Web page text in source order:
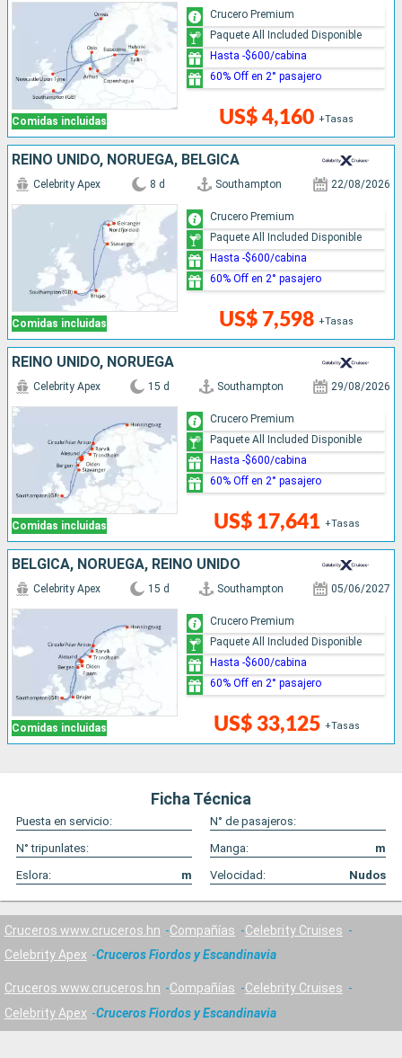
Comidas incluidas US$ 4,160 +Tasas
Crucero Premium
Paquete All Included Disponible
Hasta -$600/cabina
60% Off en 2° pasajero
REINO UNIDO, NORUEGA, BÉLGICA
Comidas incluidas
Celebrity Apex 8 d Southampton 22/08/2026
US$ 7,598 +Tasas
Crucero Premium
Paquete All Included Disponible
Hasta -$600/cabina
60% Off en 2° pasajero
REINO UNIDO, NORUEGA
Comidas incluidas
Celebrity Apex 15 d Southampton 29/08/2026
US$ 17,641 +Tasas
Crucero Premium
Paquete All Included Disponible
Hasta -$600/cabina
60% Off en 2° pasajero
BÉLGICA, NORUEGA, REINO UNIDO
Comidas incluidas
Celebrity Apex 15 d Southampton 05/06/2027
US$ 33,125 +Tasas
Crucero Premium
Paquete All Included Disponible
Hasta -$600/cabina
60% Off en 2° pasajero
Ficha Técnica
Puesta en servicio:
N° de pasajeros:
N° tripunlates:
Manga:
m
Eslora:
m Velocidad: Nudos
Cruceros www.cruceros.hn Compañías
Celebrity Cruises
Celebrity Apex
Cruceros Fiordos y Escandinavia
Cruceros www.cruceros.hn Compañías
Celebrity Cruises
Celebrity Apex
Cruceros Fiordos y Escandinavia